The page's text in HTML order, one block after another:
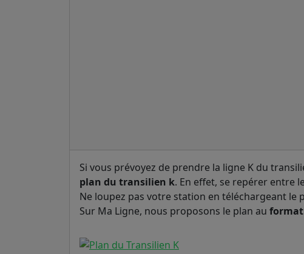
Si vous prévoyez de prendre la ligne K du
plan du transilien k. En effet, se repérer entre
Ne loupez pas votre station en téléchargeant
Sur Ma Ligne, nous proposons le plan au format